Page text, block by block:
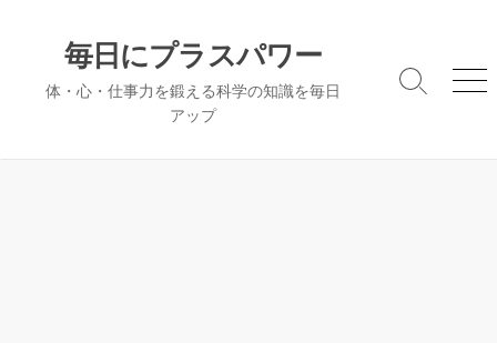
毎日にプラスパワー
体・心・仕事力を鍛える科学の知識を毎日
アップ
検
メ